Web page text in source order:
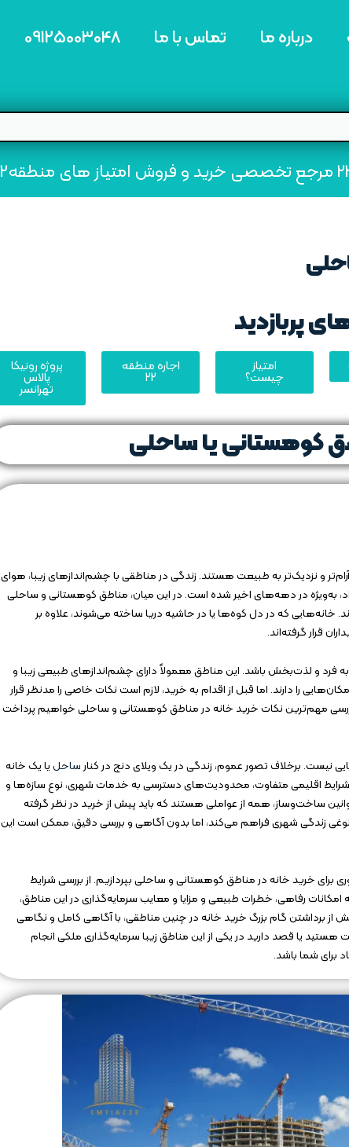
درباره ما تماس با ما
09125003048
پربازدید
امتیاز
چیست؟
اجاره منطقه
22
پروژه رونیکا
پالاس
تهرانسر
کوهستانی یا ساحلی
و نزدیک‌تر به طبیعت هستند. زندگی در مناطقی با چشم‌اندازهای زیبا، هوای
به‌ویژه در دهه‌های اخیر شده است. در این میان، مناطق کوهستانی و ساحلی
خانه‌هایی که در دل کوه‌ها یا در حاشیه دریا ساخته می‌شوند، علاوه بر
قرار گرفته‌اند.
فرد و لذت‌بخش باشد. این مناطق معمولاً دارای چشم‌اندازهای طبیعی زیبا و
را دارند. اما قبل از اقدام به خرید، لازم است نکات خاصی را مدنظر قرار
بررسی مهم‌ترین نکات خرید خانه در مناطق کوهستانی و ساحلی خواهیم پرداخت
نیست. برخلاف تصور عموم، زندگی در یک ویلای دنج در کنارساحلیا یک خانه
اقلیمی متفاوت، محدودیت‌های دسترسی به خدمات شهری، نوع سازه‌ها و
ساخت‌وساز، همه از عواملی هستند که باید پیش از خرید در نظر گرفته
زندگی شهری فراهم می‌کند، اما بدون آگاهی و بررسی دقیق، ممکن است این
برای خرید خانه در مناطق کوهستانی و ساحلی بپردازیم. از بررسی شرایط
رفاهی، خطرات طبیعی و مزایا و معایب سرمایه‌گذاری در این مناطق،
گام بزرگ خرید خانه در چنین مناطقی، با آگاهی کامل و نگاهی
هستید یا قصد دارید در یکی از این مناطق زیبا سرمایه‌گذاری ملکی انجام
برای شما باشد.